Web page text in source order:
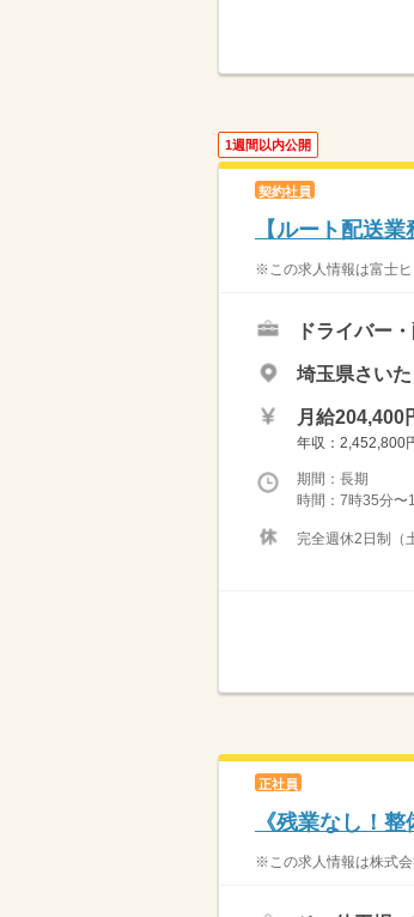
1週間以内公開
契約社員
【ルート配送
※この求人情報は富士ヒ
ドライバー
埼玉県さい
月給204,400
年収：2,452,800
期間：長期
時間：7時35分〜
完全週休2日制（
正社員
《残業なし！
※この求人情報は株式